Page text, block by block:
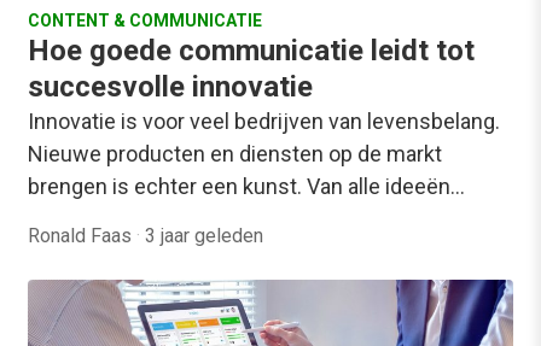
CONTENT & COMMUNICATIE
Hoe goede communicatie leidt tot
succesvolle innovatie
Innovatie is voor veel bedrijven van levensbelang.
Nieuwe producten en diensten op de markt
brengen is echter een kunst. Van alle ideeën…
Ronald Faas · 3 jaar geleden